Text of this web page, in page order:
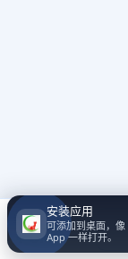
当前应付
￥0.00
安装应用
可添加到桌面，像
App 一样打开。